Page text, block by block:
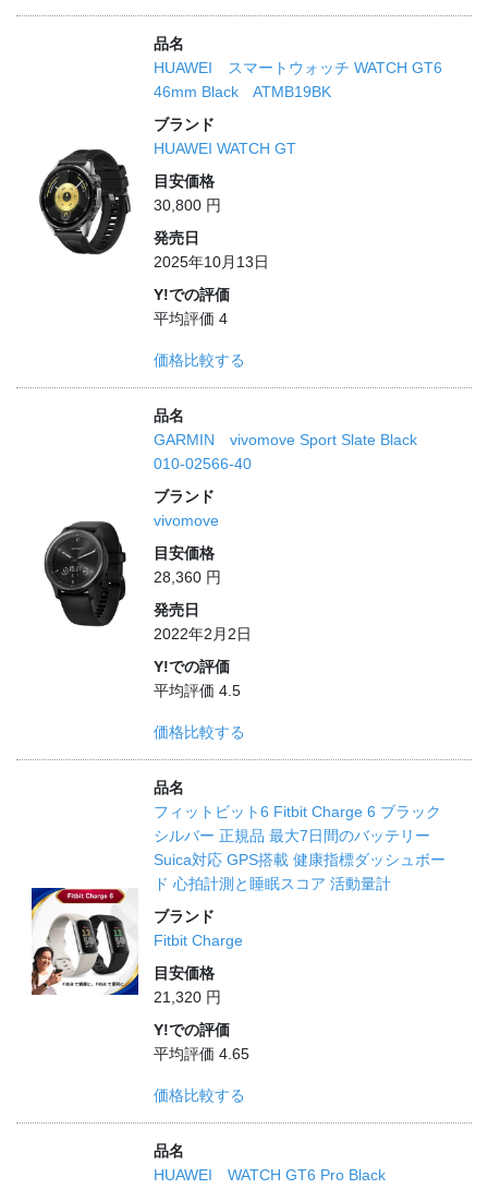
品名
HUAWEI スマートウォッチ WATCH GT6
46mm Black ATMB19BK
ブランド
HUAWEI WATCH GT
目安価格
30,800 円
発売日
2025年10月13日
Y!での評価
平均評価 4
価格比較する
品名
GARMIN vivomove Sport Slate Black
010-02566-40
ブランド
vivomove
目安価格
28,360 円
発売日
2022年2月2日
Y!での評価
平均評価 4.5
価格比較する
品名
フィットビット6 Fitbit Charge 6 ブラック
シルバー 正規品 最大7日間のバッテリー
Suica対応 GPS搭載 健康指標ダッシュボー
ド 心拍計測と睡眠スコア 活動量計
ブランド
Fitbit Charge
目安価格
21,320 円
Y!での評価
平均評価 4.65
価格比較する
品名
HUAWEI WATCH GT6 Pro Black